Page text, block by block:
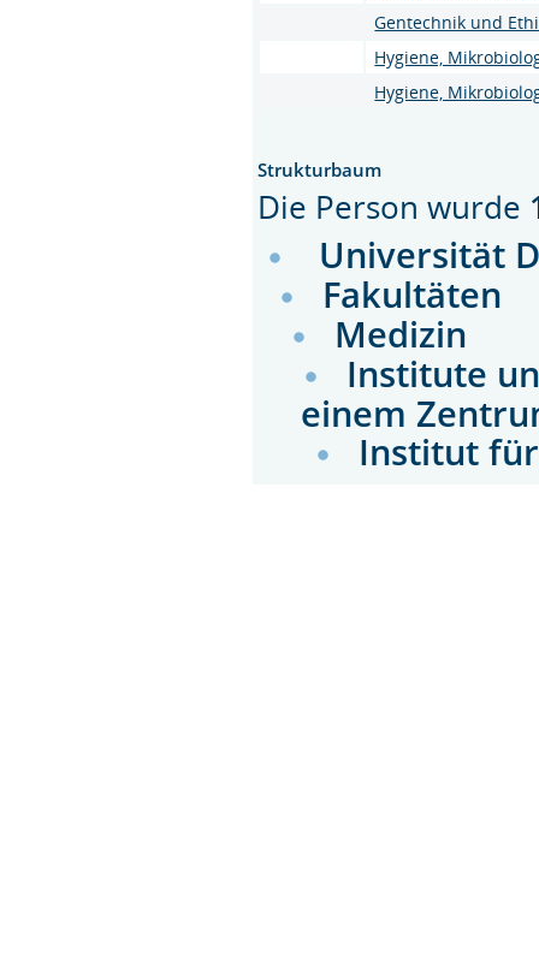
Gentechnik und
Hygiene,
Hygiene,
Strukturbaum
Die Person wurde
Universität
Fakultäten
Medizin
Institute
einem
Institut